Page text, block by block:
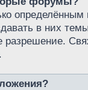
в них
разрешение.